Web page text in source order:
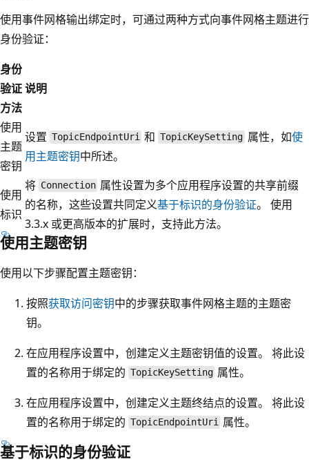
使用事件网格输出绑定时，可通过两种方式向事件网格主题进行
身份验证：
身份
验证
方法
说明
使用
主题
密钥
设置 TopicEndpointUri 和 TopicKeySetting 属性，如使
用主题密钥中所述。
使用
标识
将 Connection 属性设置为多个应用程序设置的共享前缀
的名称，这些设置共同定义基于标识的身份验证。 使用
3.3.x 或更高版本的扩展时，支持此方法。
使用主题密钥
使用以下步骤配置主题密钥：
按照获取访问密钥中的步骤获取事件网格主题的主题密
钥。
在应用程序设置中，创建定义主题密钥值的设置。 将此设
置的名称用于绑定的 TopicKeySetting 属性。
在应用程序设置中，创建定义主题终结点的设置。 将此设
置的名称用于绑定的 TopicEndpointUri 属性。
基于标识的身份验证